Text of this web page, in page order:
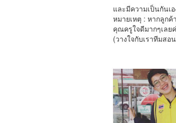
และมีความเป็นกันเ
หมายเหตุ : หากลูก
คุณครูใจดีมากๆเลย
(วางใจกับเราทีมส